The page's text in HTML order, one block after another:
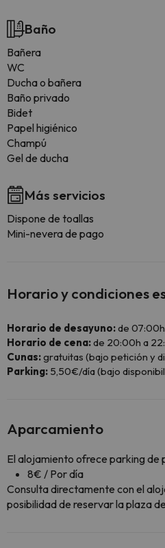
Baño
Bañera
WC
Ducha o bañera
Baño privado
Bidet
Papel higiénico
Champú
Gel de ducha
Más servicios
Dispone de toallas
Mini-nevera de pago
Horario y condiciones
Horario de desayuno:de 07:00h
Horario de cena:de 20:00h a
Cunas:gratuitas (bajo petición y
Parking: 5,50€/día (bajo
Aparcamiento
El alojamiento ofrece parking de
8€ / Por día
Consulta directamente con el
posibilidad de reservar la plaza